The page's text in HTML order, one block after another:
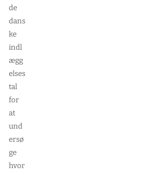
de
dans
ke
indl
ægg
elses
tal
for
at
und
ersø
ge
hvor